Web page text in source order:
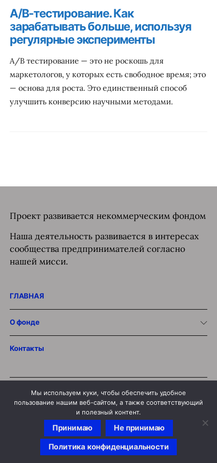
A/B-тестирование. Как
зарабатывать больше, используя
регулярные эксперименты
A/B тестирование — это не роскошь для
маркетологов, у которых есть свободное время; это
— основа для роста. Это единственный способ
улучшить конверсию научными методами.
Проект развивается некоммерческим фондом
Наша деятельность развивается в интересах
сообщества предпринимателей согласно
нашей мисси.
ГЛАВНАЯ
О фонде
Контакты
© 2020 «LHS” Foundation
Политика конфиденциальности.
Мы используем куки, чтобы обеспечить удобное
пользование нашим веб-сайтом, а также соответствующий
и полезный контент.
Принимаю Не принимаю
Политика конфиденциальности